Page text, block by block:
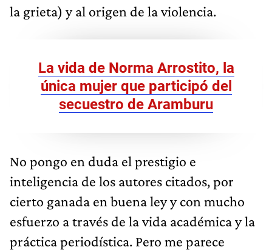
la grieta) y al origen de la violencia.
La vida de Norma Arrostito, la
única mujer que participó del
secuestro de Aramburu
No pongo en duda el prestigio e
inteligencia de los autores citados, por
cierto ganada en buena ley y con mucho
esfuerzo a través de la vida académica y la
práctica periodística. Pero me parece